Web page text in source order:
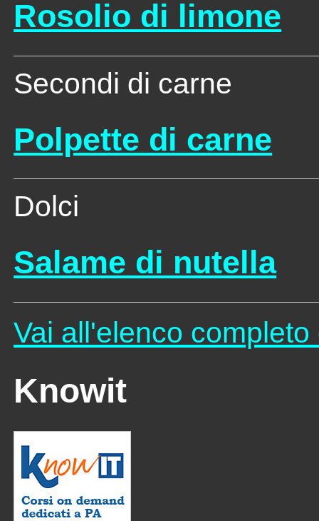
Rosolio di limone
Secondi di carne
Polpette di carne
Dolci
Salame di nutella
Vai all'elenco
Knowit